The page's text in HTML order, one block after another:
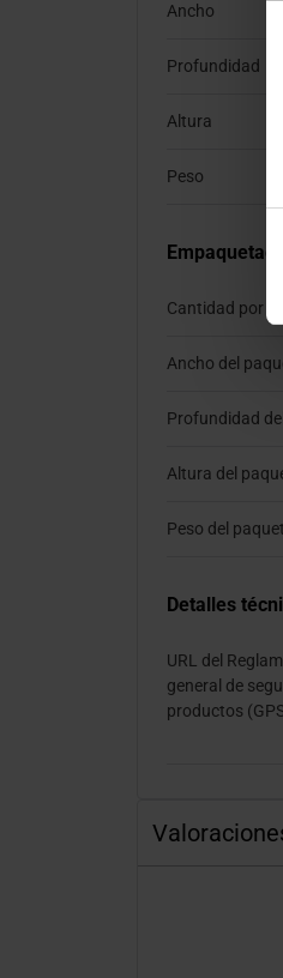
Ancho
Profundidad
Altura
Peso
Empaquetado
Cantidad por
Ancho del
Profundidad
Altura del
Peso del
Detalles
URL del
general de
productos